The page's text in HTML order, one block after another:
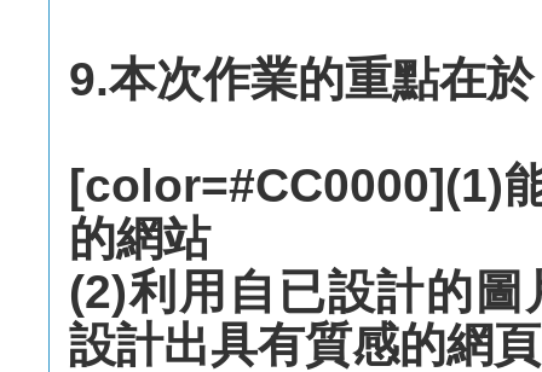
9.本次作業的重點在
[color=#CC0000](1)
的網站
(2)利用自已設計的
設計出具有質感的網